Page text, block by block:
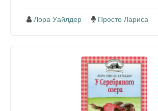
Лора Уайлдер Просто Лариса